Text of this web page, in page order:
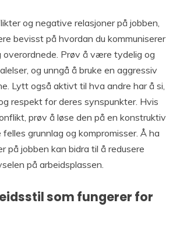
og negative relasjoner på jobben,
bevisst på hvordan du kommuniserer
overordnede. Prøv å være tydelig og
og unngå å bruke en aggressiv
Lytt også aktivt til hva andre har å si,
respekt for deres synspunkter. Hvis
prøv å løse den på en konstruktiv
grunnlag og kompromisser. Å ha
på jobben kan bidra til å redusere
på arbeidsplassen.
som fungerer for